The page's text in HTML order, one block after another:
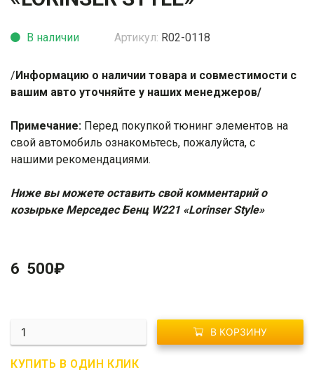
Артикул: R02-0118
В наличии
/Информацию о наличии товара и совместимости с
вашим авто уточняйте у наших менеджеров/
Примечание: Перед покупкой тюнинг элементов на
свой автомобиль ознакомьтесь, пожалуйста, с
нашими рекомендациями.
Ниже вы можете оставить свой комментарий о
козырьке Мерседес Бенц W221 «Lorinser Style»
6 500₽
Количество
R02-
0118
В КОРЗИНУ
КУПИТЬ В ОДИН КЛИК